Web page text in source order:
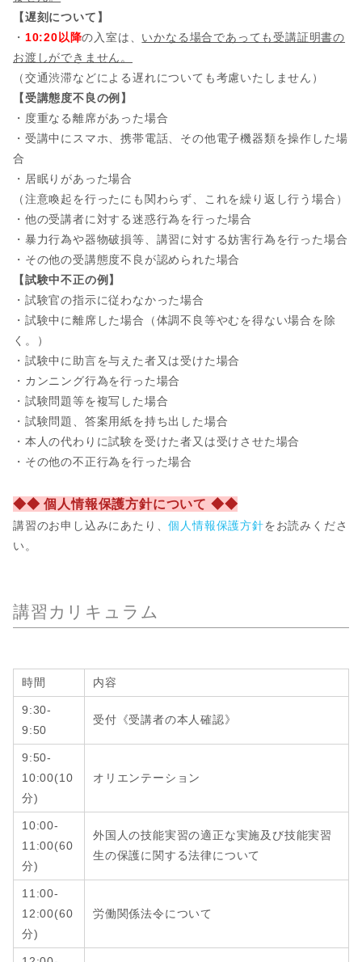
【遅刻について】
・ 10:20以降の入室は、 いかなる場合であっても受講証明書の
お渡しができません。
（交通渋滞などによる遅れについても考慮いたしません）
【受講態度不良の例】
・度重なる離席があった場合
・受講中にスマホ、携帯電話、その他電子機器類を操作した場
合
・居眠りがあった場合
（注意喚起を行ったにも関わらず、これを繰り返し行う場合）
・他の受講者に対する迷惑行為を行った場合
・暴力行為や器物破損等、講習に対する妨害行為を行った場合
・その他の受講態度不良が認められた場合
【試験中不正の例】
・試験官の指示に従わなかった場合
・試験中に離席した場合（体調不良等やむを得ない場合を除
く。）
・試験中に助言を与えた者又は受けた場合
・カンニング行為を行った場合
・試験問題等を複写した場合
・試験問題、答案用紙を持ち出した場合
・本人の代わりに試験を受けた者又は受けさせた場合
・その他の不正行為を行った場合
◆◆ 個人情報保護方針について ◆◆
講習のお申し込みにあたり、個人情報保護方針をお読みくださ
い。
講習カリキュラム
時間 内容
9:30-
9:50
受付《受講者の本人確認》
9:50-
10:00(10
分)
オリエンテーション
10:00-
11:00(60
分)
外国人の技能実習の適正な実施及び技能実習
生の保護に関する法律について
11:00-
12:00(60
分)
労働関係法令について